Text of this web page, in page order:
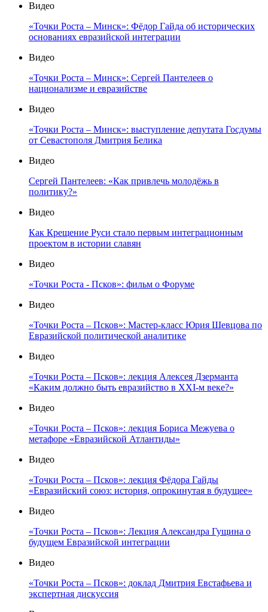
Видео
«Точки Роста – Минск»: Фёдор Гайда об исторических
основаниях евразийской интеграции
Видео
«Точки Роста – Минск»: Сергей Пантелеев о
национализме и евразийстве
Видео
«Точки Роста – Минск»: выступление депутата Госдумы
от Севастополя Дмитрия Белика
Видео
Сергей Пантелеев: «Как привлечь молодёжь в
политику?»
Видео
Как Крещение Руси стало первым интеграционным
проектом в истории славян
Видео
«Точки Роста - Псков»: фильм о Форуме
Видео
«Точки Роста – Псков»: Мастер-класс Юрия Шевцова по
Евразийской политической аналитике
Видео
«Точки Роста – Псков»: лекция Алексея Дзерманта
«Каким должно быть евразийство в XXI-м веке?»
Видео
«Точки Роста – Псков»: лекция Бориса Межуева о
метафоре «Евразийской Атлантиды»
Видео
«Точки Роста – Псков»: лекция Фёдора Гайды
«Евразийский союз: история, опрокинутая в будущее»
Видео
«Точки Роста – Псков»: Лекция Александра Гущина о
будущем Евразийской интеграции
Видео
«Точки Роста – Псков»: доклад Дмитрия Евстафьева и
экспертная дискуссия